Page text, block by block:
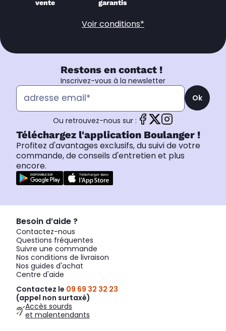
vente
garantis
Voir conditions*
Restons en contact !
Inscrivez-vous à la newsletter
Ok
Ou retrouvez-nous sur :
Téléchargez l'application Boulanger !
Profitez d'avantages exclusifs, du suivi de votre
commande, de conseils d'entretien et plus
encore.
Besoin d’aide ?
Contactez-nous
Questions fréquentes
Suivre une commande
Nos conditions de livraison
Nos guides d'achat
Centre d'aide
Contactez le 09 69 32 32 23
(appel non surtaxé)
Accès sourds
et malentendants